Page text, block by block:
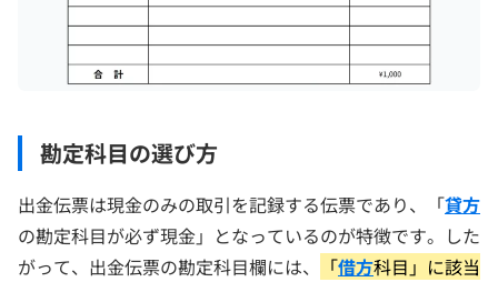
勘定科目の選び方
出金伝票は現金のみの取引を記録する伝票であり、「貸方
の勘定科目が必ず現金」となっているのが特徴です。した
がって、出金伝票の勘定科目欄には、
「借方科目」に該当